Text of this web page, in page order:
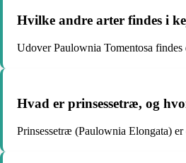
Hvilke andre arter findes i
Udover Paulownia Tomentosa
Hvad er prinsessetræ, og
Prinsessetræ (Paulownia Elongata)